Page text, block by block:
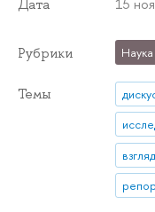
Дата
Рубрики Наука
Темы